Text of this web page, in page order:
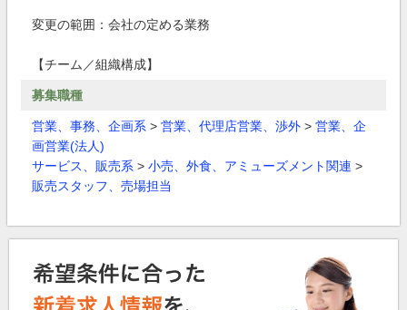
変更の範囲：会社の定める業務
【チーム／組織構成】
募集職種
営業、事務、企画系 > 営業、代理店営業、渉外 > 営業、企
画営業(法人)
サービス、販売系 > 小売、外食、アミューズメント関連 >
販売スタッフ、売場担当